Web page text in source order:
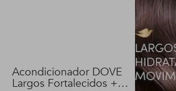
Acondicionador DOVE
Largos Fortalecidos +